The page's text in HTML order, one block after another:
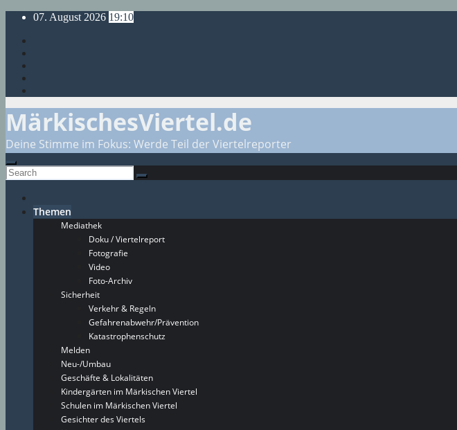
Skip
content
07. August 2026 19:10
MärkischesViertel.de
Deine Stimme im Fokus: Werde Teil der Viertelreporter
Themen
Mediathek
Doku / Viertelreport
Fotografie
Video
Foto-Archiv
Sicherheit
Verkehr & Regeln
Gefahrenabwehr/Prävention
Katastrophenschutz
Melden
Neu-/Umbau
Geschäfte & Lokalitäten
Kindergärten im Märkischen Viertel
Schulen im Märkischen Viertel
Gesichter des Viertels